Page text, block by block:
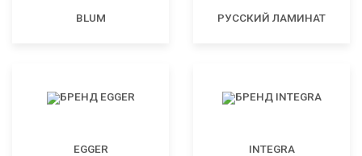
BLUM РУССКИЙ ЛАМИНАТ
EGGER INTEGRA